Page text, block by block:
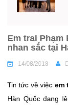
Em trai Phạm
nhan sắc tại
14/08/2018
Tin tức về việc em
Hàn Quốc đang